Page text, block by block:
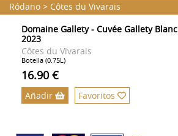
Ródano > Côtes du Vivarais
Domaine Gallety - Cuvée Gallety Blanc
2023
Côtes du Vivarais
Botella (0.75L)
16.90 €
Añadir Favoritos